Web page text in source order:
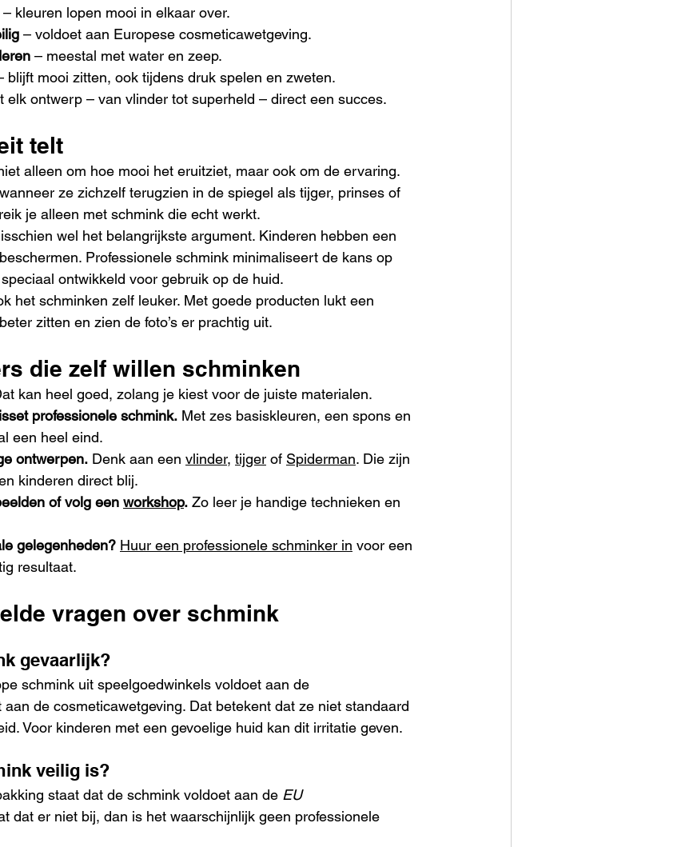
– kleuren lopen mooi in elkaar over.
– voldoet aan Europese cosmeticawetgeving.
– meestal met water en zeep.
blijft mooi zitten, ook tijdens druk spelen en zweten.
elk ontwerp – van vlinder tot superheld – direct een succes.
telt
alleen om hoe mooi het eruitziet, maar ook om de ervaring.
ze zichzelf terugzien in de spiegel als tijger, prinses of
je alleen met schmink die echt werkt.
wel het belangrijkste argument. Kinderen hebben een
Professionele schmink minimaliseert de kans op
ontwikkeld voor gebruik op de huid.
het schminken zelf leuker. Met goede producten lukt een
zitten en zien de foto’s er prachtig uit.
die zelf willen schminken
kan heel goed, zolang je kiest voor de juiste materialen.
professionele schmink. Met zes basiskleuren, een spons en
een heel eind.
ontwerpen. Denk aan een vlinder, tijger of Spiderman. Die zijn
kinderen direct blij.
of volg een workshop. Zo leer je handige technieken en
gelegenheden? Huur een professionele schminker in voor een
resultaat.
vragen over schmink
gevaarlijk?
schmink uit speelgoedwinkels voldoet aan de
de cosmeticawetgeving. Dat betekent dat ze niet standaard
Voor kinderen met een gevoelige huid kan dit irritatie geven.
veilig is?
staat dat de schmink voldoet aan de EU
dat er niet bij, dan is het waarschijnlijk geen professionele